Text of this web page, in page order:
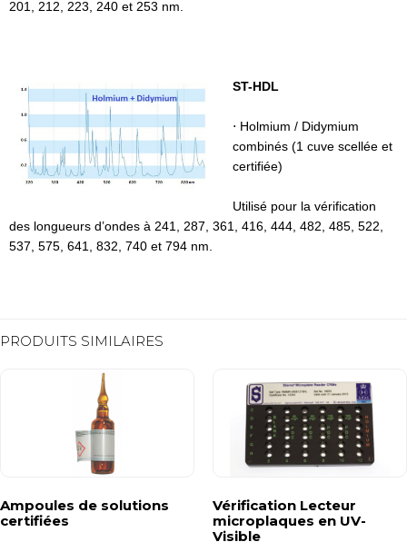
201, 212, 223, 240 et 253 nm.
ST-HDL
⋅ Holmium / Didymium
combinés (1 cuve scellée et
certifiée)
Utilisé pour la vérification
des longueurs d’ondes à 241, 287, 361, 416, 444, 482, 485, 522,
537, 575, 641, 832, 740 et 794 nm.
PRODUITS SIMILAIRES
Ampoules de solutions
certifiées
Vérification Lecteur
microplaques en UV-
Visible